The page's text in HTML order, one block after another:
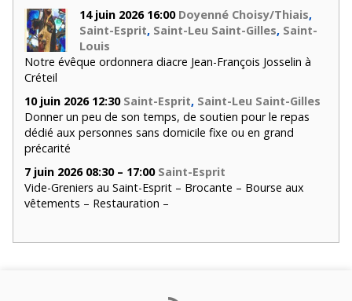
14 juin 2026 16:00 Doyenné Choisy/Thiais,
Saint-Esprit, Saint-Leu Saint-Gilles, Saint-
Louis
Notre évêque ordonnera diacre Jean-François Josselin à
Créteil
10 juin 2026 12:30 Saint-Esprit, Saint-Leu Saint-Gilles
Donner un peu de son temps, de soutien pour le repas
dédié aux personnes sans domicile fixe ou en grand
précarité
7 juin 2026 08:30 – 17:00 Saint-Esprit
Vide-Greniers au Saint-Esprit – Brocante – Bourse aux
vêtements – Restauration –